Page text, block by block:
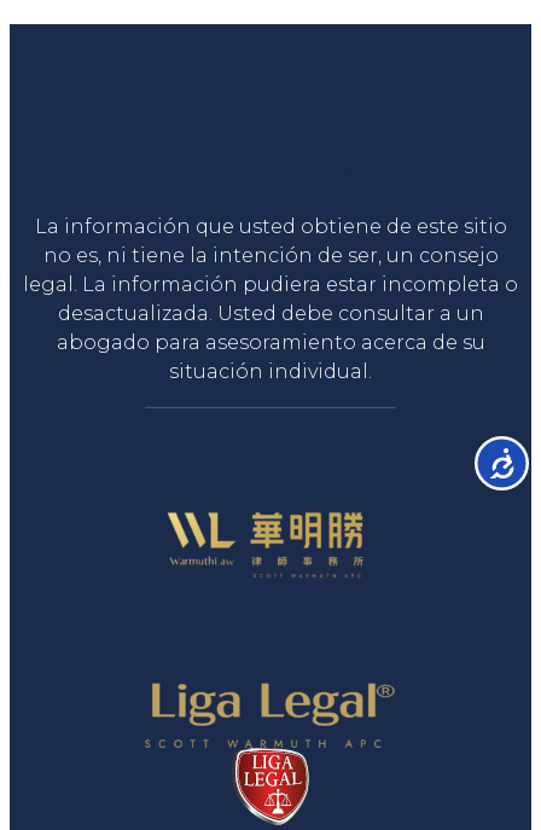
La información que usted obtiene de este sitio
no es, ni tiene la intención de ser, un consejo
legal. La información pudiera estar incompleta o
desactualizada. Usted debe consultar a un
abogado para asesoramiento acerca de su
situación individual.